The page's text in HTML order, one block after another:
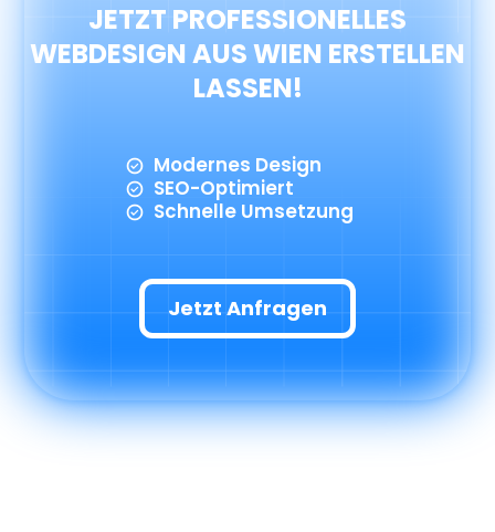
JETZT PROFESSIONELLES
WEBDESIGN AUS WIEN ERSTELLEN
LASSEN!
Modernes Design
SEO-Optimiert
Schnelle Umsetzung
Jetzt Anfragen